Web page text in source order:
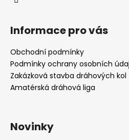
Informace pro vás
Obchodní podmínky
Podmínky ochrany osobních
Zakázková stavba dráhových kol
Amatérská dráhová liga
Novinky